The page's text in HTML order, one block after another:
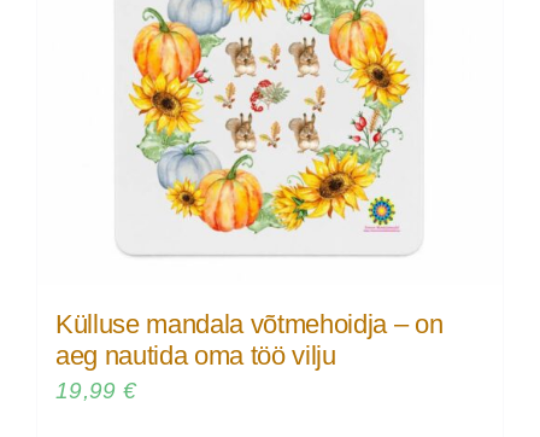
Külluse mandala võtmehoidja – on
aeg nautida oma töö vilju
19,99 €